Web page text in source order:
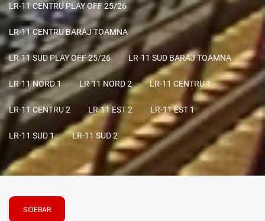
LR-11 CENTRU PLAY OFF 25/26
LR-11 CENTRU BARAJ TOAMNA
LR-11 SUD PLAY OFF 25/26 LR-11 SUD BARAJ TOAMNA
LR-11 NORD 1 LR-11 NORD 2 LR-11 CENTRU 1
LR-11 CENTRU 2 LR-11 EST 2 LR-11 EST 1
LR-11 SUD 1 LR-11 SUD 2
SIDEBAR